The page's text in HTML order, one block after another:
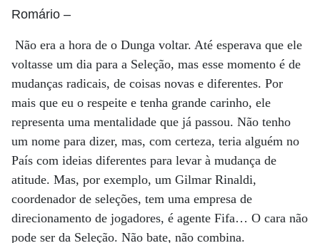
Romário –
Não era a hora de o Dunga voltar. Até esperava que ele
voltasse um dia para a Seleção, mas esse momento é de
mudanças radicais, de coisas novas e diferentes. Por
mais que eu o respeite e tenha grande carinho, ele
representa uma mentalidade que já passou. Não tenho
um nome para dizer, mas, com certeza, teria alguém no
País com ideias diferentes para levar à mudança de
atitude. Mas, por exemplo, um Gilmar Rinaldi,
coordenador de seleções, tem uma empresa de
direcionamento de jogadores, é agente Fifa… O cara não
pode ser da Seleção. Não bate, não combina.